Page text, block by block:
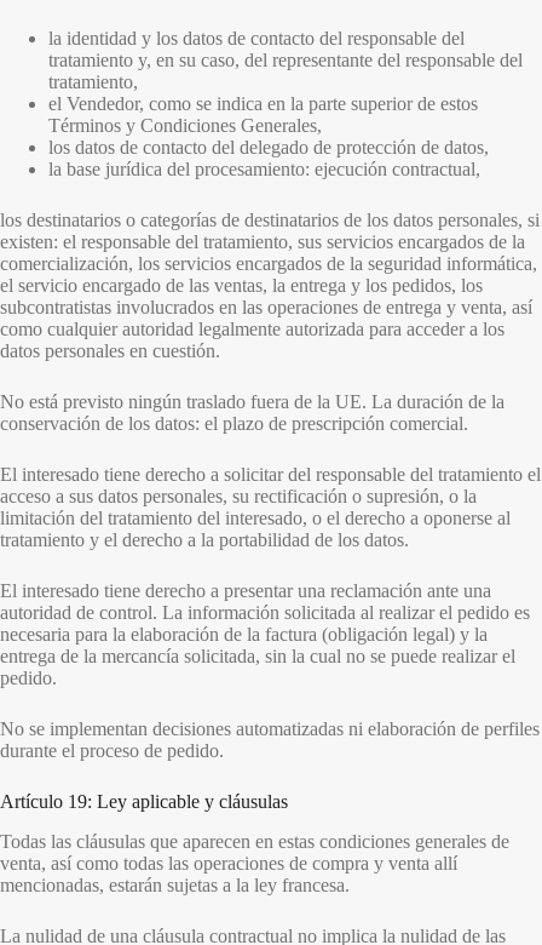
la identidad y los datos de contacto del responsable del
tratamiento y, en su caso, del representante del responsable del
tratamiento,
el Vendedor, como se indica en la parte superior de estos
Términos y Condiciones Generales,
los datos de contacto del delegado de protección de datos,
la base jurídica del procesamiento: ejecución contractual,
los destinatarios o categorías de destinatarios de los datos personales, si
existen: el responsable del tratamiento, sus servicios encargados de la
comercialización, los servicios encargados de la seguridad informática,
el servicio encargado de las ventas, la entrega y los pedidos, los
subcontratistas involucrados en las operaciones de entrega y venta, así
como cualquier autoridad legalmente autorizada para acceder a los
datos personales en cuestión.
No está previsto ningún traslado fuera de la UE. La duración de la
conservación de los datos: el plazo de prescripción comercial.
El interesado tiene derecho a solicitar del responsable del tratamiento el
acceso a sus datos personales, su rectificación o supresión, o la
limitación del tratamiento del interesado, o el derecho a oponerse al
tratamiento y el derecho a la portabilidad de los datos.
El interesado tiene derecho a presentar una reclamación ante una
autoridad de control. La información solicitada al realizar el pedido es
necesaria para la elaboración de la factura (obligación legal) y la
entrega de la mercancía solicitada, sin la cual no se puede realizar el
pedido.
No se implementan decisiones automatizadas ni elaboración de perfiles
durante el proceso de pedido.
Artículo 19: Ley aplicable y cláusulas
Todas las cláusulas que aparecen en estas condiciones generales de
venta, así como todas las operaciones de compra y venta allí
mencionadas, estarán sujetas a la ley francesa.
La nulidad de una cláusula contractual no implica la nulidad de las